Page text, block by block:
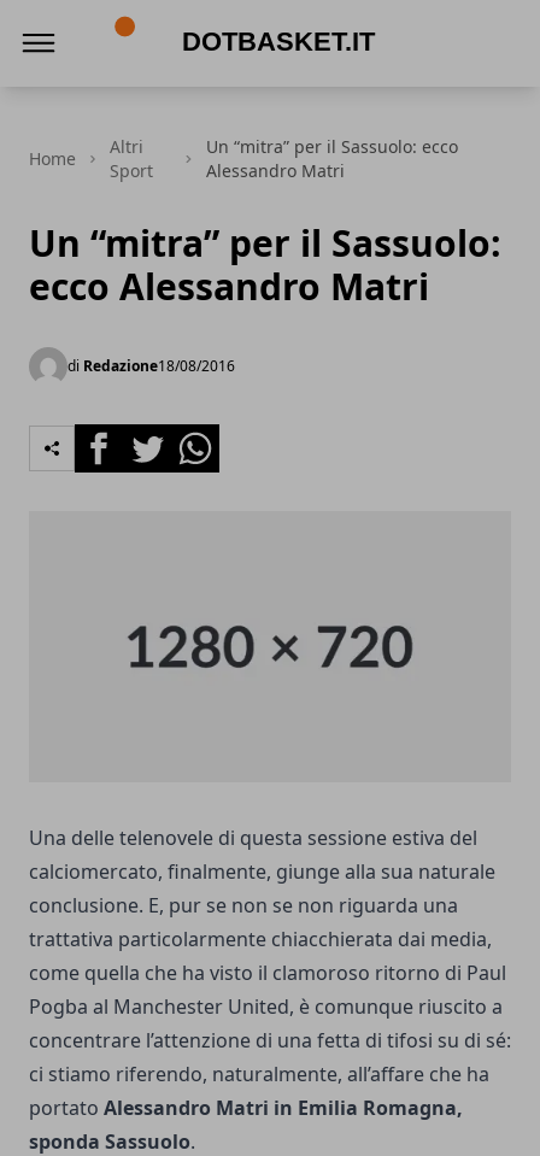
Home
Altri
Sport
Un “mitra” per il Sassuolo: ecco
Alessandro Matri
Un “mitra” per il Sassuolo:
ecco Alessandro Matri
di Redazione18/08/2016
FacebookTwitterWhatsapp
Una delle telenovele di questa sessione estiva del
calciomercato, finalmente, giunge alla sua naturale
conclusione. E, pur se non se non riguarda una
trattativa particolarmente chiacchierata dai media,
come quella che ha visto il clamoroso ritorno di Paul
Pogba al Manchester United, è comunque riuscito a
concentrare l’attenzione di una fetta di tifosi su di sé:
ci stiamo riferendo, naturalmente, all’affare che ha
portato Alessandro Matri in Emilia Romagna,
sponda Sassuolo.